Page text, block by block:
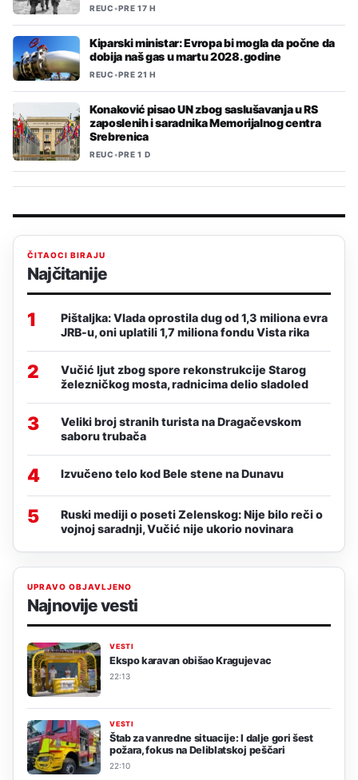
REUC•PRE 17 H
Kiparski ministar: Evropa bi mogla da počne da
dobija naš gas u martu 2028. godine
REUC•PRE 21 H
Konaković pisao UN zbog saslušavanja u RS
zaposlenih i saradnika Memorijalnog centra
Srebrenica
REUC•PRE 1 D
ČITAOCI BIRAJU
Najčitanije
1
Pištaljka: Vlada oprostila dug od 1,3 miliona evra
JRB-u, oni uplatili 1,7 miliona fondu Vista rika
2
Vučić ljut zbog spore rekonstrukcije Starog
železničkog mosta, radnicima delio sladoled
3
Veliki broj stranih turista na Dragačevskom
saboru trubača
4 Izvučeno telo kod Bele stene na Dunavu
5
Ruski mediji o poseti Zelenskog: Nije bilo reči o
vojnoj saradnji, Vučić nije ukorio novinara
UPRAVO OBJAVLJENO
Najnovije vesti
VESTI
Ekspo karavan obišao Kragujevac
22:13
VESTI
Štab za vanredne situacije: I dalje gori šest
požara, fokus na Deliblatskoj peščari
22:10